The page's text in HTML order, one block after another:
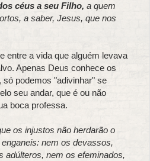
céus a seu Filho, a quem
a saber, Jesus, que nos
entre a vida que alguém levava
Apenas Deus conhece os
podemos "adivinhar" se
seu andar, que é ou não
boca professa.
os injustos não herdarão o
nem os devassos,
adúlteros, nem os efeminados,